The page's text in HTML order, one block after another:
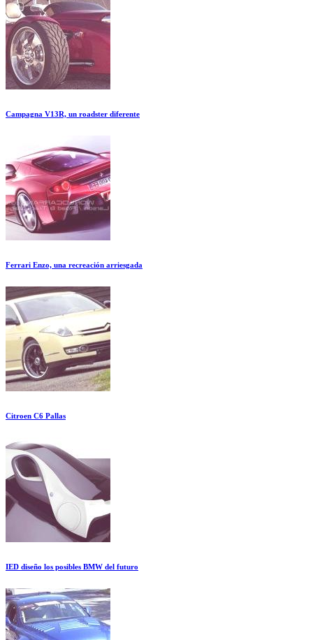
Campagna V13R, un roadster diferente
Ferrari Enzo, una recreación arriesgada
Citroen C6 Pallas
IED diseño los posibles BMW del futuro